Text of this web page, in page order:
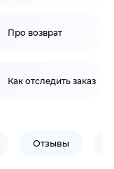
Про возврат
Как отследить заказ
Отзывы